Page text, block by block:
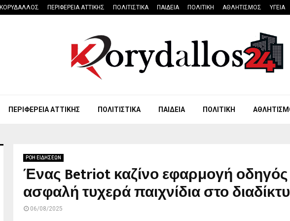
ΚΟΡΥΔΑΛΛΟΣ ΠΕΡΙΦΕΡΕΙΑ ΑΤΤΙΚΗΣ ΠΟΛΙΤΙΣΤΙΚΑ ΠΑΙΔΕΙΑ ΠΟΛΙΤΙΚΗ ΑΘΛΗΤΙΣΜΟΣ ΥΓΕΙΑ
ΠΕΡΙΦΕΡΕΙΑ ΑΤΤΙΚΗΣ ΠΟΛΙΤΙΣΤΙΚΑ ΠΑΙΔΕΙΑ ΠΟΛΙΤΙΚΗ
ΡΟΗ ΕΙΔΗΣΕΩΝ
Ένας Betriot καζίνο εφαρμογή οδηγός
ασφαλή τυχερά παιχνίδια στο
06/08/2025